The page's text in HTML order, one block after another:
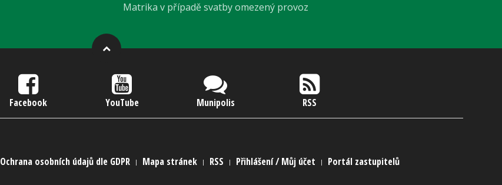
Matrika v případě svatby omezený provoz
Facebook YouTube Munipolis RSS
Ochrana osobních údajů dle GDPR Mapa stránek RSS Přihlášení / Můj účet Portál zastupitelů